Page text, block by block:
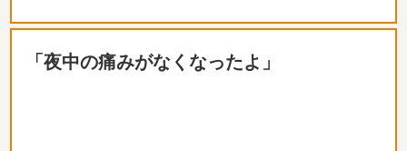
「夜中の痛みがなくなったよ」